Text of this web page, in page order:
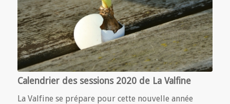
Calendrier des sessions 2020 de La Valfine
La Valfine se prépare pour cette nouvelle année